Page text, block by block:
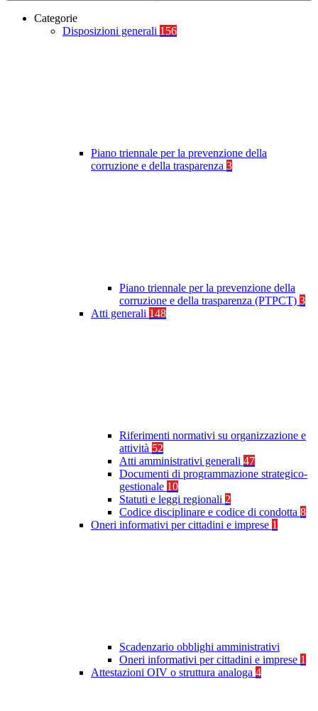
Categorie
Disposizioni generali 156
Piano triennale per la prevenzione della
corruzione e della trasparenza 3
Piano triennale per la prevenzione della
corruzione e della trasparenza (PTPCT) 3
Atti generali 148
Riferimenti normativi su organizzazione e
attività 52
Atti amministrativi generali 47
Documenti di programmazione strategico-
gestionale 10
Statuti e leggi regionali 2
Codice disciplinare e codice di condotta 8
Oneri informativi per cittadini e imprese 1
Scadenzario obblighi amministrativi
Oneri informativi per cittadini e imprese 1
Attestazioni OIV o struttura analoga 4